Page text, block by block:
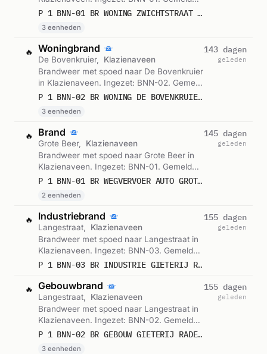
om 00:31.
P 1 BNN-01 BR WONING ZWICHTSTRAAT KLAZIENAVEEN 038693 038768 038732
3 eenheden
🔥 Woningbrand
De Bovenkruier,
Klazienaveen
Brandweer met spoed naar De Bovenkruier
in Klazienaveen. Ingezet: BNN-02. Gemeld
om 18:20.
P 1 BNN-02 BR WONING DE BOVENKRUIER KLAZIENAVEEN 038693 038768 038732
3 eenheden
143 dagen
geleden
🔥 Brand
Grote Beer,
Klazienaveen
Brandweer met spoed naar Grote Beer in
Klazienaveen. Ingezet: BNN-01. Gemeld
om 04:36.
P 1 BNN-01 BR WEGVERVOER AUTO GROTE BEER KLAZIENAVEEN 038768 038732
2 eenheden
145 dagen
geleden
🔥 Industriebrand
Langestraat,
Klazienaveen
Brandweer met spoed naar Langestraat in
Klazienaveen. Ingezet: BNN-03. Gemeld
om 00:09.
P 1 BNN-03 BR INDUSTRIE GIETERIJ RADEMAKERS BV LANGESTRAAT KLAZIENAVEEN 038650
155 dagen
geleden
🔥 Gebouwbrand
Langestraat,
Klazienaveen
Brandweer met spoed naar Langestraat in
Klazienaveen. Ingezet: BNN-02. Gemeld
om 18:00.
P 1 BNN-02 BR GEBOUW GIETERIJ RADEMAKERS BV LANGESTRAAT KLAZIENAVEEN 038693 038768 038732
3 eenheden
155 dagen
geleden